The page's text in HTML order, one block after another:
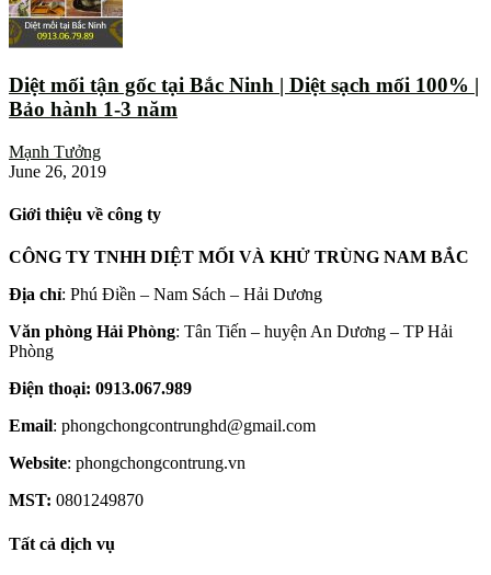
Diệt mối tận gốc tại Bắc Ninh | Diệt sạch mối 100% |
Bảo hành 1-3 năm
Mạnh Tưởng
June 26, 2019
Giới thiệu về công ty
CÔNG TY TNHH DIỆT MỐI VÀ KHỬ TRÙNG NAM BẮC
Địa chỉ: Phú Điền – Nam Sách – Hải Dương
Văn phòng Hải Phòng: Tân Tiến – huyện An Dương – TP Hải
Phòng
Điện thoại: 0913.067.989
Email: phongchongcontrunghd@gmail.com
Website: phongchongcontrung.vn
MST: 0801249870
Tất cả dịch vụ